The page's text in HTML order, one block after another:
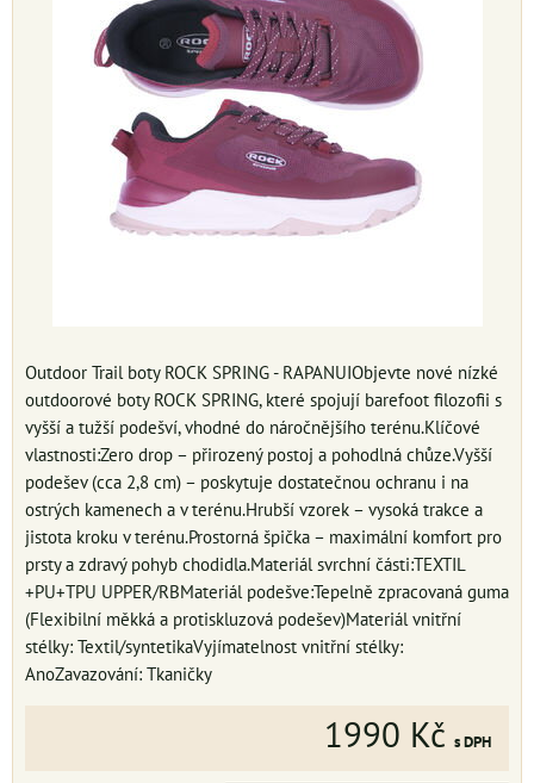
Outdoor Trail boty ROCK SPRING - RAPANUIObjevte nové nízké
outdoorové boty ROCK SPRING, které spojují barefoot filozofii s
vyšší a tužší podešví, vhodné do náročnějšího terénu.Klíčové
vlastnosti:Zero drop – přirozený postoj a pohodlná chůze.Vyšší
podešev (cca 2,8 cm) – poskytuje dostatečnou ochranu i na
ostrých kamenech a v terénu.Hrubší vzorek – vysoká trakce a
jistota kroku v terénu.Prostorná špička – maximální komfort pro
prsty a zdravý pohyb chodidla.Materiál svrchní části:TEXTIL
+PU+TPU UPPER/RBMateriál podešve:Tepelně zpracovaná guma
(Flexibilní měkká a protiskluzová podešev)Materiál vnitřní
stélky: Textil/syntetikaVyjímatelnost vnitřní stélky:
AnoZavazování: Tkaničky
1990 Kč s DPH